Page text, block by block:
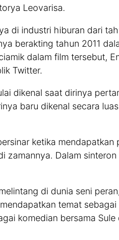
Leovarisa.
di industri hiburan dari
berakting tahun 2011
dalam film tersebut,
Twitter.
dikenal saat dirinya
baru dikenal secara
ketika
zamannya. Dalam
di dunia seni
temat
komedian bersama